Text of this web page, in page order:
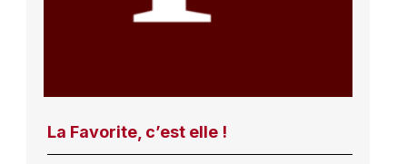
La Favorite, c’est elle !